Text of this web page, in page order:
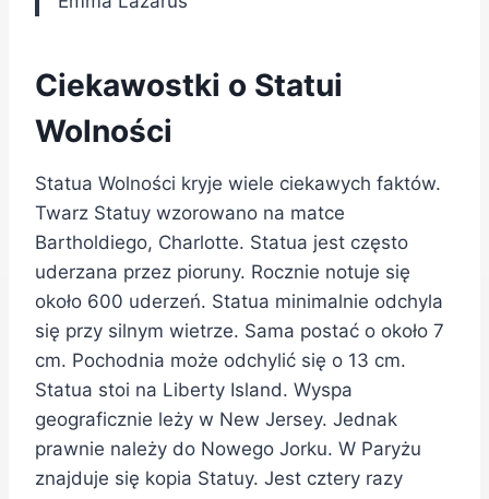
Ciekawostki o Statui
Wolności
Statua Wolności kryje wiele ciekawych faktów.
Twarz Statuy wzorowano na matce
Bartholdiego, Charlotte. Statua jest często
uderzana przez pioruny. Rocznie notuje się
około 600 uderzeń. Statua minimalnie odchyla
się przy silnym wietrze. Sama postać o około 7
cm. Pochodnia może odchylić się o 13 cm.
Statua stoi na Liberty Island. Wyspa
geograficznie leży w New Jersey. Jednak
prawnie należy do Nowego Jorku. W Paryżu
znajduje się kopia Statuy. Jest cztery razy